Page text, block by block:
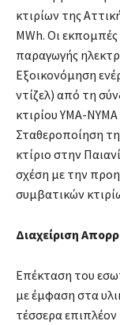
κτιρίων της
MWh. Οι
παραγωγής
Εξοικονόμηση
ντίζελ) από τη
κτιρίου ΥΜΑ-ΝΥΜΑ
Σταθεροποίηση
κτίριο στην
σχέση με την
συμβατικών
Διαχείριση
Επέκταση του
με έμφαση στα
τέσσερα επιπλέον